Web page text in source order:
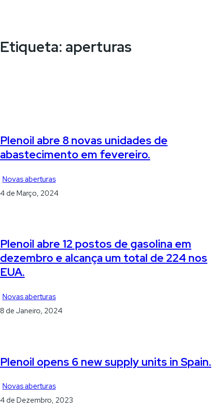
Etiqueta: aperturas
Plenoil abre 8 novas unidades de
abastecimento em fevereiro.
Novas aberturas
4 de Março, 2024
Plenoil abre 12 postos de gasolina em
dezembro e alcança um total de 224 nos
EUA.
Novas aberturas
8 de Janeiro, 2024
Plenoil opens 6 new supply units in Spain.
Novas aberturas
4 de Dezembro, 2023